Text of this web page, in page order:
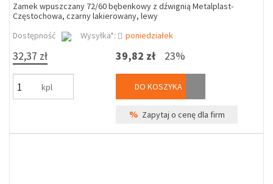
Zamek wpuszczany 72/60 bębenkowy z dźwignią Metalplast-
Częstochowa, czarny lakierowany, lewy
Dostępność
Wysyłka*: poniedziałek
32,37 zł
kpl
39,82 zł 23%
DO KOSZYKA
% Zapytaj o cenę dla firm